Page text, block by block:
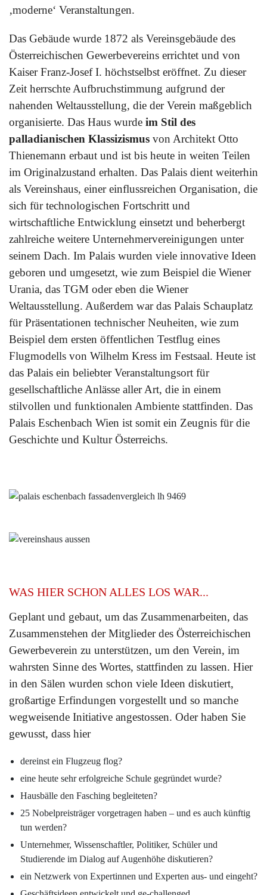
‚moderne‘ Veranstaltungen.
Das Gebäude wurde 1872 als Vereinsgebäude des
Österreichischen Gewerbevereins errichtet und von
Kaiser Franz-Josef I. höchstselbst eröffnet. Zu dieser
Zeit herrschte Aufbruchstimmung aufgrund der
nahenden Weltausstellung, die der Verein maßgeblich
organisierte. Das Haus wurde im Stil des
palladianischen Klassizismus von Architekt Otto
Thienemann erbaut und ist bis heute in weiten Teilen
im Originalzustand erhalten. Das Palais dient weiterhin
als Vereinshaus, einer einflussreichen Organisation, die
sich für technologischen Fortschritt und
wirtschaftliche Entwicklung einsetzt und beherbergt
zahlreiche weitere Unternehmervereinigungen unter
seinem Dach. Im Palais wurden viele innovative Ideen
geboren und umgesetzt, wie zum Beispiel die Wiener
Urania, das TGM oder eben die Wiener
Weltausstellung. Außerdem war das Palais Schauplatz
für Präsentationen technischer Neuheiten, wie zum
Beispiel dem ersten öffentlichen Testflug eines
Flugmodells von Wilhelm Kress im Festsaal. Heute ist
das Palais ein beliebter Veranstaltungsort für
gesellschaftliche Anlässe aller Art, die in einem
stilvollen und funktionalen Ambiente stattfinden. Das
Palais Eschenbach Wien ist somit ein Zeugnis für die
Geschichte und Kultur Österreichs.
WAS HIER SCHON ALLES LOS WAR...
Geplant und gebaut, um das Zusammenarbeiten, das
Zusammenstehen der Mitglieder des Österreichischen
Gewerbeverein zu unterstützen, um den Verein, im
wahrsten Sinne des Wortes, stattfinden zu lassen. Hier
in den Sälen wurden schon viele Ideen diskutiert,
großartige Erfindungen vorgestellt und so manche
wegweisende Initiative angestossen. Oder haben Sie
gewusst, dass hier
dereinst ein Flugzeug flog?
eine heute sehr erfolgreiche Schule gegründet wurde?
Hausbälle den Fasching begleiteten?
25 Nobelpreisträger vorgetragen haben – und es auch künftig
tun werden?
Unternehmer, Wissenschaftler, Politiker, Schüler und
Studierende im Dialog auf Augenhöhe diskutieren?
ein Netzwerk von Expertinnen und Experten aus- und eingeht?